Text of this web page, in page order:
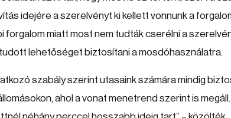
idejére a szerelvényt ki kellett vonnunk a
forgalom miatt most nem tudták cserélni a
lehetőséget biztosítani a mosdóhasználatra.
szabály szerint utasaink számára mindig
ahol a vonat menetrend szerint is